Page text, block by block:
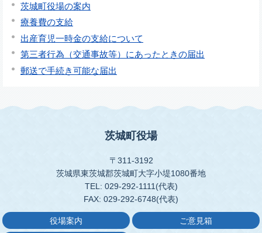
茨城町役場の案内
療養費の支給
出産育児一時金の支給について
第三者行為（交通事故等）にあったときの届出
郵送で手続き可能な届出
茨城町役場
〒311-3192
茨城県東茨城郡茨城町大字小堤1080番地
TEL: 029-292-1111(代表)
FAX: 029-292-6748(代表)
役場案内 ご意見箱